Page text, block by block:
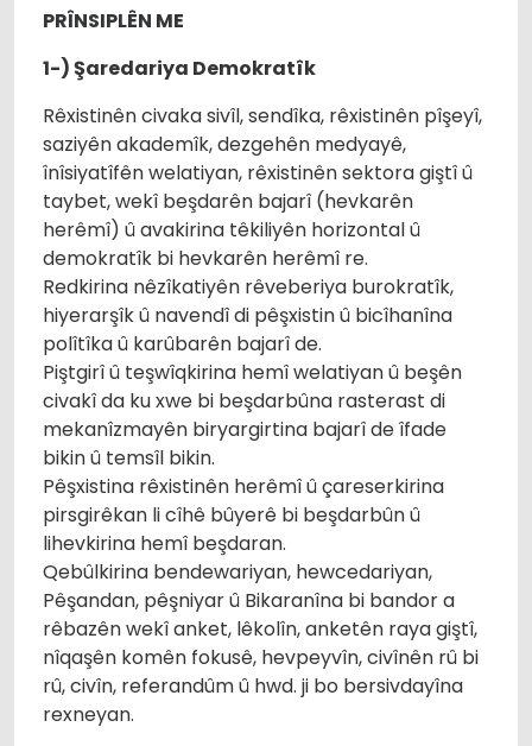
PRÎNSIPLÊN ME
1-) Şaredariya Demokratîk
Rêxistinên civaka sivîl, sendîka, rêxistinên pîşeyî,
saziyên akademîk, dezgehên medyayê,
înîsiyatîfên welatiyan, rêxistinên sektora giştî û
taybet, wekî beşdarên bajarî (hevkarên
herêmî) û avakirina têkiliyên horizontal û
demokratîk bi hevkarên herêmî re.
Redkirina nêzîkatiyên rêveberiya burokratîk,
hiyerarşîk û navendî di pêşxistin û bicîhanîna
polîtîka û karûbarên bajarî de.
Piştgirî û teşwîqkirina hemî welatiyan û beşên
civakî da ku xwe bi beşdarbûna rasterast di
mekanîzmayên biryargirtina bajarî de îfade
bikin û temsîl bikin.
Pêşxistina rêxistinên herêmî û çareserkirina
pirsgirêkan li cîhê bûyerê bi beşdarbûn û
lihevkirina hemî beşdaran.
Qebûlkirina bendewariyan, hewcedariyan,
Pêşandan, pêşniyar û Bikaranîna bi bandor a
rêbazên wekî anket, lêkolîn, anketên raya giştî,
nîqaşên komên fokusê, hevpeyvîn, civînên rû bi
rû, civîn, referandûm û hwd. ji bo bersivdayîna
rexneyan.